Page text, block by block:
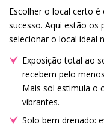
Escolher o local certo
sucesso. Aqui estão os
selecionar o local ideal
Exposição total ao
recebem pelo
Mais sol estimula o
vibrantes.
Solo bem drenado: